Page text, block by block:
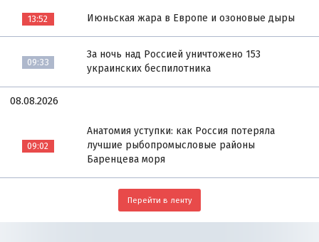
13:52 Июньская жара в Европе и озоновые дыры
09:33
За ночь над Россией уничтожено 153
украинских беспилотника
08.08.2026
09:02
Анатомия уступки: как Россия потеряла
лучшие рыбопромысловые районы
Баренцева моря
Перейти в ленту